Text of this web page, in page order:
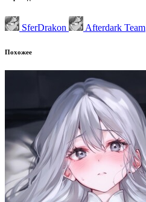
SferDrakon Afterdark Team
Похожее